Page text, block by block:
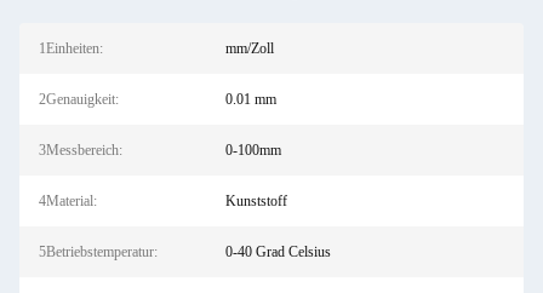
1Einheiten: mm/Zoll
2Genauigkeit: 0.01 mm
3Messbereich: 0-100mm
4Material: Kunststoff
5Betriebstemperatur: 0-40 Grad Celsius